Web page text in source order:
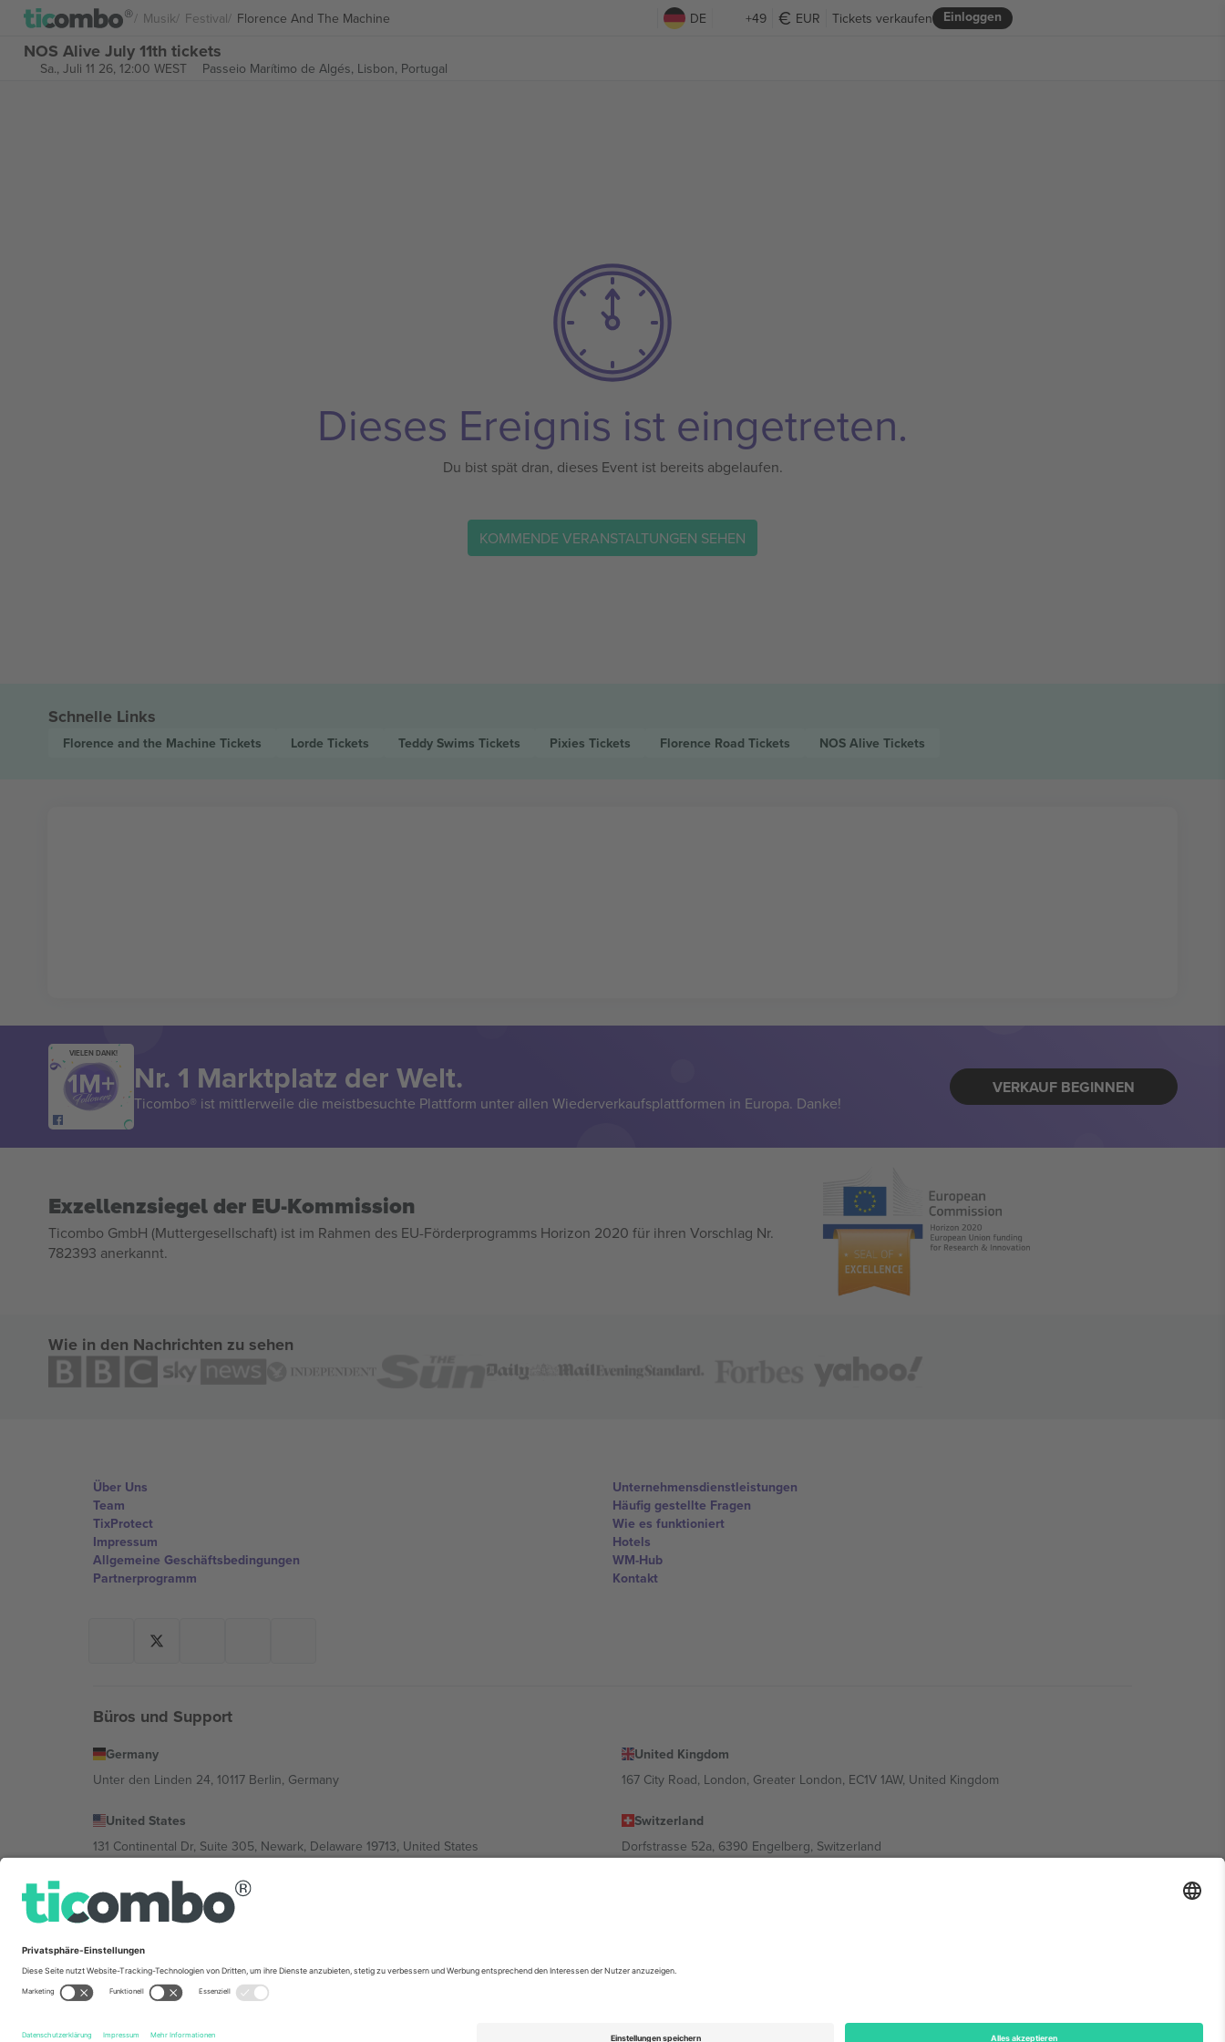
Musik Festival Florence And The Machine DE +49 EUR Einloggen
Tickets verkaufen
NOS Alive July 11th tickets
Sa., Juli 11 26, 12:00 WEST Passeio Marítimo de Algés, Lisbon, Portugal
Dieses Ereignis ist eingetreten.
Du bist spät dran, dieses Event ist bereits abgelaufen.
KOMMENDE VERANSTALTUNGEN SEHEN
Schnelle Links
Florence and the Machine Tickets Lorde Tickets Teddy Swims Tickets Pixies Tickets Florence Road Tickets NOS Alive Tickets
VIELEN DANK!
Nr. 1 Marktplatz der Welt.
Ticombo® ist mittlerweile die meistbesuchte Plattform unter allen Wiederverkaufsplattformen in Europa. Danke!
VERKAUF BEGINNEN
Exzellenzsiegel der EU-Kommission
Ticombo GmbH (Muttergesellschaft) ist im Rahmen des EU-Förderprogramms Horizon 2020 für ihren Vorschlag Nr.
782393 anerkannt.
Wie in den Nachrichten zu sehen
Über Uns
Team
TixProtect
Impressum
Allgemeine Geschäftsbedingungen
Partnerprogramm
Unternehmensdienstleistungen
Häufig gestellte Fragen
Wie es funktioniert
Hotels
WM-Hub
Kontakt
Büros und Support
Germany
Unter den Linden 24, 10117 Berlin, Germany
United Kingdom
167 City Road, London, Greater London, EC1V 1AW, United Kingdom
United States
131 Continental Dr, Suite 305, Newark, Delaware 19713, United States
Switzerland
Dorfstrasse 52a, 6390 Engelberg, Switzerland
Bulgaria
Regus Sofia City West, bul Totleben 53-55, 1606 Sofia, Bulgaria
Mexico
Av Chapultepec 360, Roma Norte, Cuauhtémoc, 06700 Ciudad de México, CDMX, Mexico
im Impressum und in den Allgemeinen Geschäftsbedingungen.,
© 2026 Ticombo. Alle Rechte vorbehalten.